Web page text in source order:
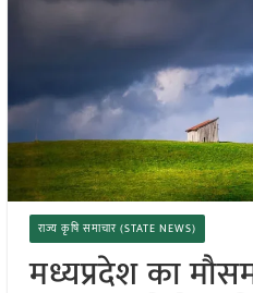
राज्य कृषि समाचार (STATE NEWS)
मध्यप्रदेश का